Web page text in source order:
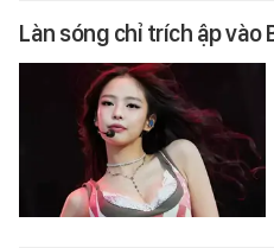
Làn sóng chỉ trích ập vào